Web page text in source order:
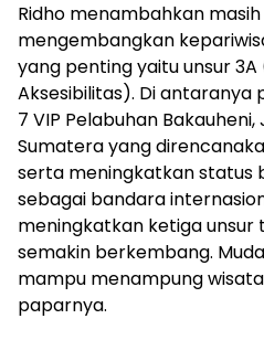
Ridho menambahkan
mengembangkan
yang penting yaitu unsur
Aksesibilitas). Di
7 VIP Pelabuhan
Sumatera yang
serta meningkatkan status
sebagai bandara
meningkatkan ketiga unsur
semakin berkembang.
mampu menampung
paparnya.